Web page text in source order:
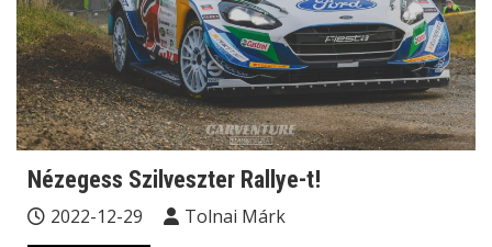
Nézegess Szilveszter Rallye-t!
2022-12-29 Tolnai Márk